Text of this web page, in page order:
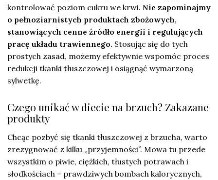
kontrolować poziom cukru we krwi. Nie zapominajmy
o pełnoziarnistych produktach zbożowych,
stanowiących cenne źródło energii i regulujących
pracę układu trawiennego. Stosując się do tych
prostych zasad, możemy efektywnie wspomóc proces
redukcji tkanki tłuszczowej i osiągnąć wymarzoną
sylwetkę.
Czego unikać w diecie na brzuch? Zakazane
produkty
Chcąc pozbyć się tkanki tłuszczowej z brzucha, warto
zrezygnować z kilku „przyjemności”. Mowa tu przede
wszystkim o piwie, ciężkich, tłustych potrawach i
słodkościach – prawdziwych bombach kalorycznych,